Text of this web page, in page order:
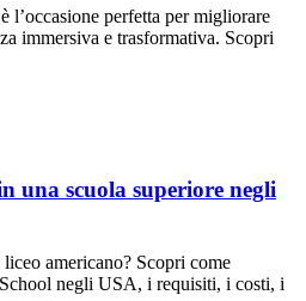
l’occasione perfetta per migliorare
immersiva e trasformativa. Scopri
una scuola superiore negli
americano? Scopri come
negli USA, i requisiti, i costi, i